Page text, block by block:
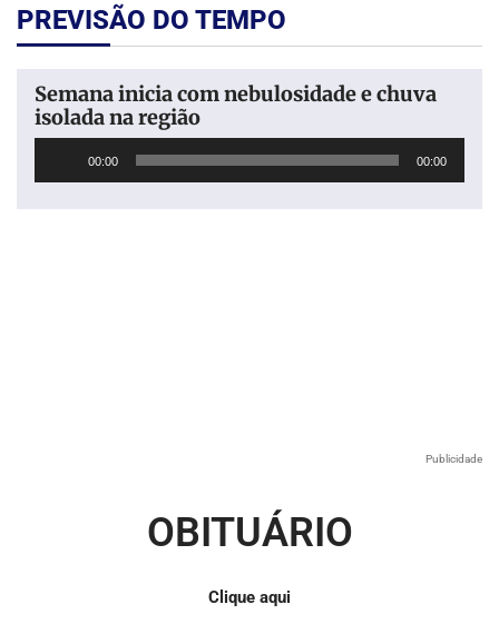
PREVISÃO DO TEMPO
Semana inicia com nebulosidade e chuva
isolada na região
00:00 00:00
Publicidade
OBITUÁRIO
Clique aqui